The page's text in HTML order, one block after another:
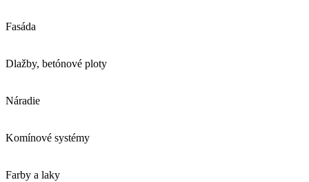
Fasáda
Dlažby, betónové ploty
Náradie
Komínové systémy
Farby a laky